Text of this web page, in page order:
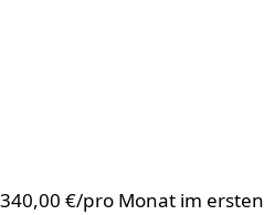
€/pro Monat im ersten